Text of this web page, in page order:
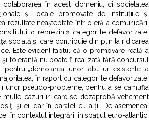
în acest domeniu, ci societatea
şi locale promovate de instituţiile şi
rezultate neaşteptate într-o eră a comunicării
o reprezintă categoriile defavorizate.
socială şi care contribuie din plin la ridicarea
Este evident faptul că o promovare reală a
toleranţă nu poate fi realizată fără concursul
„demolarea” unor tabu-uri existente la
în raport cu categoriile defavorizate.
unor pseudo-probleme, pentru a se camufla
multe cazuri în care se dezaprobă vehement
şi ei, dar în paralel cu alţii. De asemenea,
în contextul integrării în spaţiul euro-atlantic.